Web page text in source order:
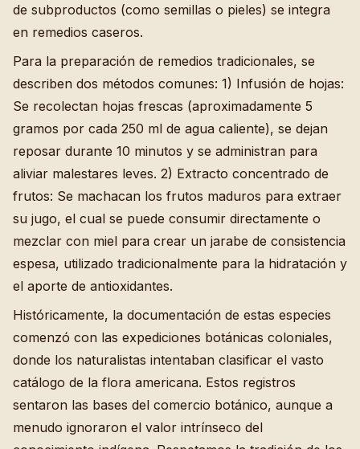
de subproductos (como semillas o pieles) se integra
en remedios caseros.
Para la preparación de remedios tradicionales, se
describen dos métodos comunes: 1) Infusión de hojas:
Se recolectan hojas frescas (aproximadamente 5
gramos por cada 250 ml de agua caliente), se dejan
reposar durante 10 minutos y se administran para
aliviar malestares leves. 2) Extracto concentrado de
frutos: Se machacan los frutos maduros para extraer
su jugo, el cual se puede consumir directamente o
mezclar con miel para crear un jarabe de consistencia
espesa, utilizado tradicionalmente para la hidratación y
el aporte de antioxidantes.
Históricamente, la documentación de estas especies
comenzó con las expediciones botánicas coloniales,
donde los naturalistas intentaban clasificar el vasto
catálogo de la flora americana. Estos registros
sentaron las bases del comercio botánico, aunque a
menudo ignoraron el valor intrínseco del